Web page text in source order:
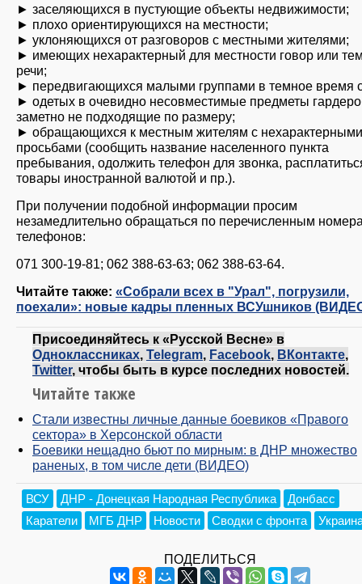
► заселяющихся в пустующие объекты недвижимости;
► плохо ориентирующихся на местности;
► уклоняющихся от разговоров с местными жителями;
► имеющих нехарактерный для местности говор или
речи;
► передвигающихся малыми группами в темное время
► одетых в очевидно несовместимые предметы
заметно не подходящие по размеру;
► обращающихся к местным жителям с нехарактерными
просьбами (сообщить название населенного пункта
пребывания, одолжить телефон для звонка,
товары иностранной валютой и пр.).
При получении подобной информации просим
незамедлительно обращаться по перечисленным
телефонов:
071 300-19-81; 062 388-63-63; 062 388-63-64.
Читайте также: «Собрали всех в "Урал", погрузили,
поехали»: новые кадры пленных ВСУшников
Присоединяйтесь к «Русской Весне» в
Одноклассниках, Telegram, Facebook, ВКонтакте,
Twitter, чтобы быть в курсе последних новостей.
Читайте также
Стали известны личные данные боевиков «Правого
сектора» в Херсонской области
Боевики нещадно бьют по мирным: в ДНР множество
раненых, в том числе дети (ВИДЕО)
ВСУ ДНР - Донецкая Народная Республика
Донбасс
Каратели
МГБ ДНР Новости Сводки с фронта
ПОДЕЛИТЬСЯ